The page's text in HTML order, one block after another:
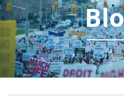
Agir
Boutique